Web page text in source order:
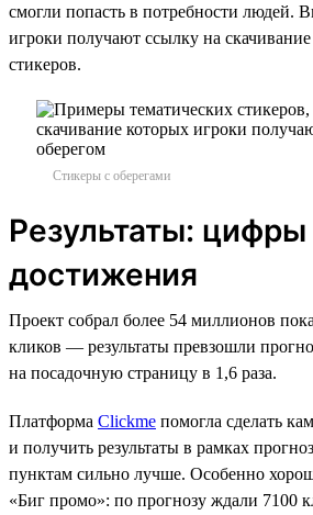
смогли попасть в потребности людей.
игроки получают ссылку на
стикеров.
Стикеры с оберегами
Результаты:
достижения
Проект собрал более 54 миллионов
кликов — результаты превзошли
на посадочную страницу в 1,6 раза.
Платформа Clickme помогла сделать
и получить результаты в рамках
пунктам сильно лучше. Особенно
«Биг промо»: по прогнозу ждали 7100